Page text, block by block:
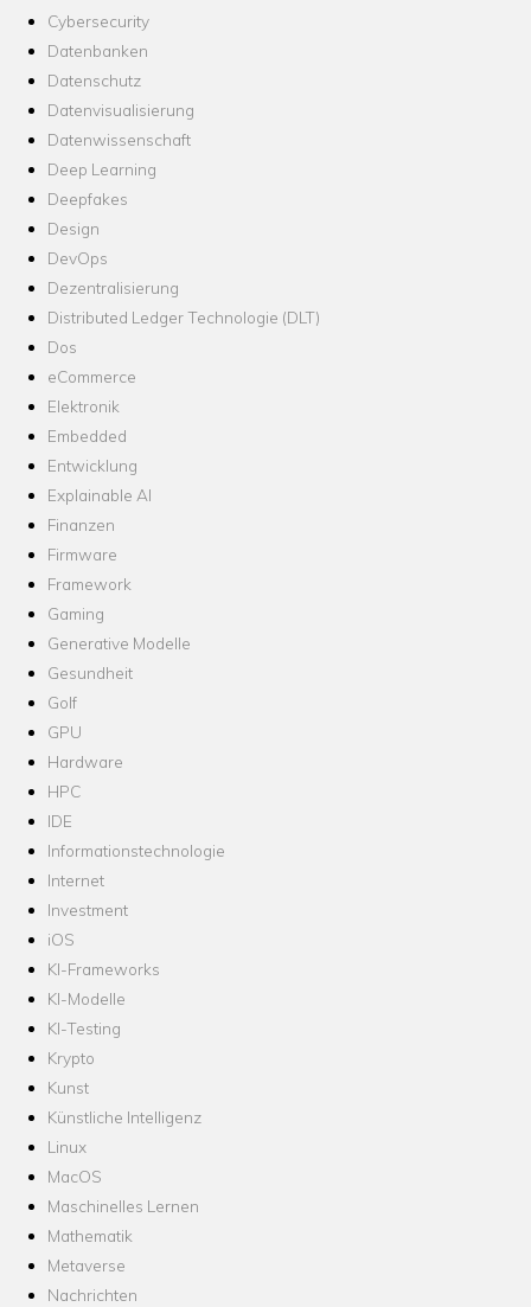
Cybersecurity
Datenbanken
Datenschutz
Datenvisualisierung
Datenwissenschaft
Deep Learning
Deepfakes
Design
DevOps
Dezentralisierung
Distributed Ledger Technologie (DLT)
Dos
eCommerce
Elektronik
Embedded
Entwicklung
Explainable AI
Finanzen
Firmware
Framework
Gaming
Generative Modelle
Gesundheit
Golf
GPU
Hardware
HPC
IDE
Informationstechnologie
Internet
Investment
iOS
KI-Frameworks
KI-Modelle
KI-Testing
Krypto
Kunst
Künstliche Intelligenz
Linux
MacOS
Maschinelles Lernen
Mathematik
Metaverse
Nachrichten